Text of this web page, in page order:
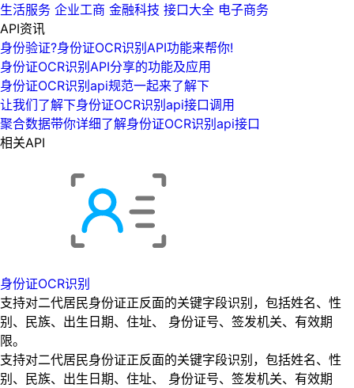
生活服务 企业工商 金融科技 接口大全 电子商务
API资讯
身份验证?身份证OCR识别API功能来帮你!
身份证OCR识别API分享的功能及应用
身份证OCR识别api规范一起来了解下
让我们了解下身份证OCR识别api接口调用
聚合数据带你详细了解身份证OCR识别api接口
相关API
身份证OCR识别
支持对二代居民身份证正反面的关键字段识别，包括姓名、性
别、民族、出生日期、住址、 身份证号、签发机关、有效期
限。
支持对二代居民身份证正反面的关键字段识别，包括姓名、性
别、民族、出生日期、住址、 身份证号、签发机关、有效期